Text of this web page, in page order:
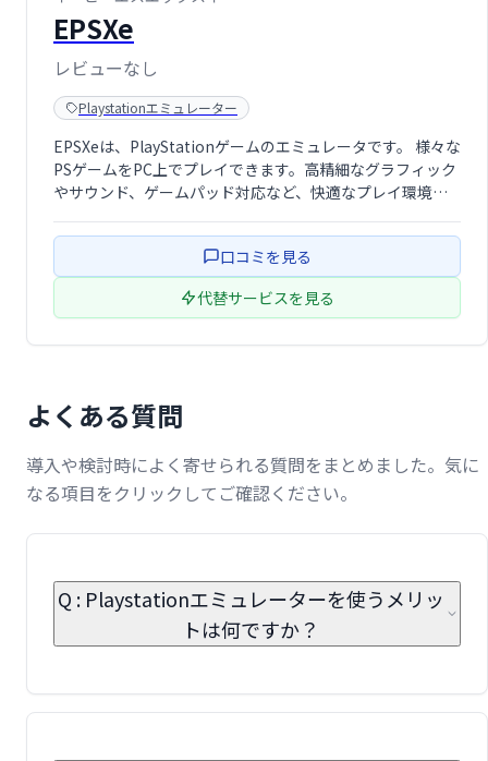
EPSXe
レビューなし
Playstationエミュレーター
EPSXeは、PlayStationゲームのエミュレータです。 様々な
PSゲームをPC上でプレイできます。高精細なグラフィック
やサウンド、ゲームパッド対応など、快適なプレイ環境を
ームファンにとって貴重なツールと言えるでしょう。
口コミを見る
代替サービスを見る
よくある質問
導入や検討時によく寄せられる質問をまとめました。気に
なる項目をクリックしてご確認ください。
Q : Playstationエミュレーターを使うメリッ
トは何ですか？